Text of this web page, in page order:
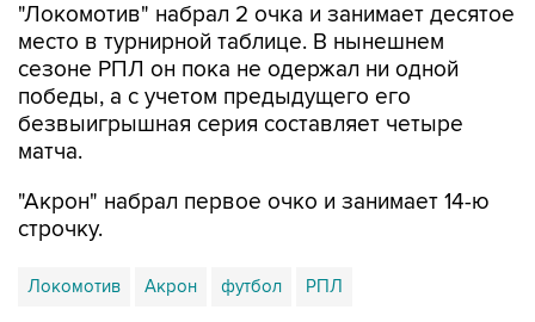
"Локомотив" набрал 2 очка и занимает десятое
место в турнирной таблице. В нынешнем
сезоне РПЛ он пока не одержал ни одной
победы, а с учетом предыдущего его
безвыигрышная серия составляет четыре
матча.
"Акрон" набрал первое очко и занимает 14-ю
строчку.
Локомотив Акрон футбол РПЛ